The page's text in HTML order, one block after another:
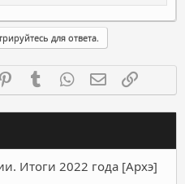
для ответа.
PinterestTumblr WhatsAppЭлектронная
Итоги 2022 года [Архэ]